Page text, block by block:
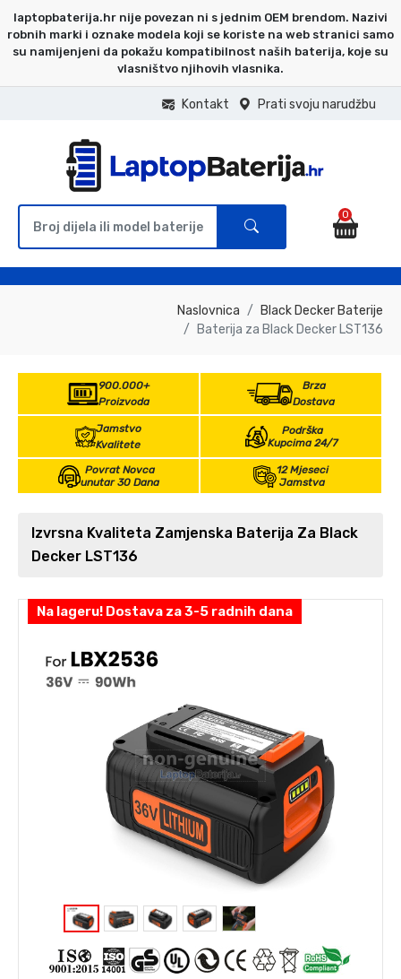
laptopbaterija.hr nije povezan ni s jednim OEM brendom. Nazivi
robnih marki i oznake modela koji se koriste na web stranici samo
su namijenjeni da pokažu kompatibilnost naših baterija, koje su
vlasništvo njihovih vlasnika.
Prati svoju narudžbu
Kontakt
0
Naslovnica
Black Decker Baterije
Baterija za Black Decker LST136
900.000+
Proizvoda
Brza
Dostava
Jamstvo
Kvalitete
Podrška
Kupcima 24/7
Povrat Novca
unutar 30 Dana
12 Mjeseci
Jamstva
Izvrsna Kvaliteta Zamjenska Baterija Za Black
Decker LST136
Na lageru! Dostava za 3-5 radnih dana